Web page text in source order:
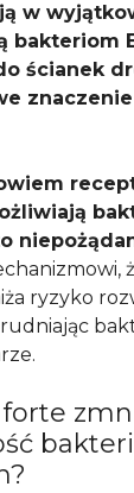
w
bakteriom
ścianek
ryzyko